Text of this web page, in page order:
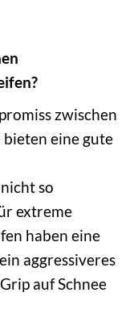
zwischen
eine gute
so
extreme
haben eine
aggressiveres
auf Schnee